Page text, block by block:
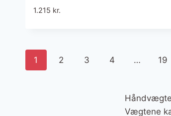
– Riflet håndtag for godt greb –
1.215 kr.
1 2 3 4 … 19
Vægtene